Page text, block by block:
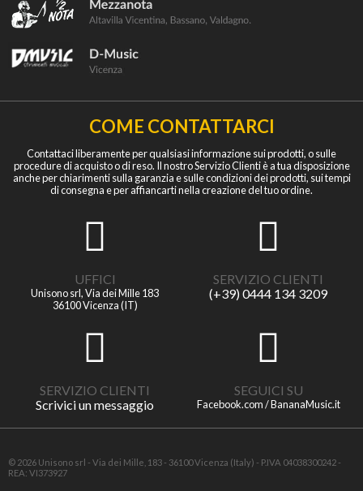
COME CONTATTARCI
Contattaci liberamente per qualsiasi informazione sui prodotti, o sulle
procedure di acquisto o di reso. Il nostro Servizio Clienti è a tua disposizione
anche per chiarimenti sulla garanzia e sulle condizioni dei prodotti, sui tempi
di consegna e per affiancarti nella creazione del tuo ordine.
UFFICI
Unisono srl, Via dei Mille 183
36100 Vicenza (IT)
SERVIZIO CLIENTI
(+39) 0444 134 3209
SERVIZIO CLIENTI
Scrivici un messaggio
SEGUICI SU
Facebook.com / BananaMusic.it
© 2026 Unisono srl - Via dei Mille, 183 - 36100 Vicenza (Italy) - P.IVA 04038300242 -
REA: VI373927